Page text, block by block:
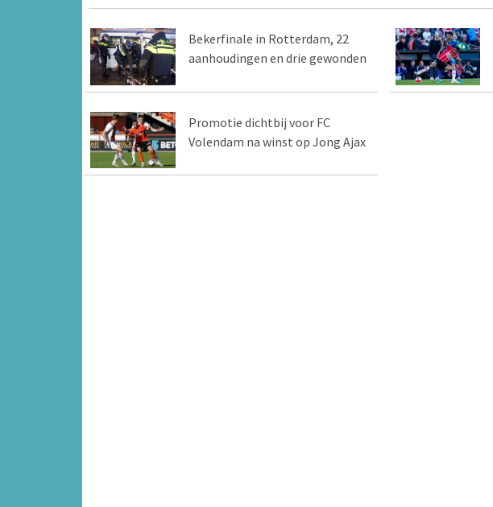
Bekerfinale in Rotterdam, 22
aanhoudingen en drie gewonden
Promotie dichtbij voor FC
Volendam na winst op Jong Ajax